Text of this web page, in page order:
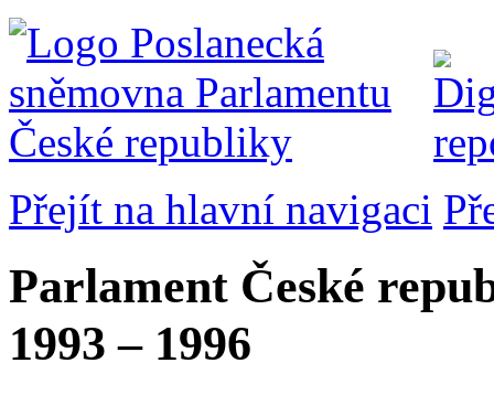
Přejít na hlavní navigaci
Parlament České
1993 – 1996